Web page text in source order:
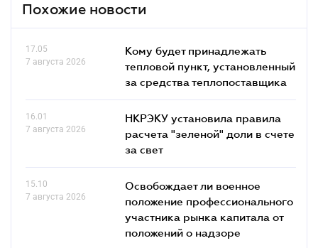
Похожие новости
17.05
7 августа 2026
Кому будет принадлежать
тепловой пункт, установленный
за средства теплопоставщика
16.01
7 августа 2026
НКРЭКУ установила правила
расчета "зеленой" доли в счете
за свет
15.10
7 августа 2026
Освобождает ли военное
положение профессионального
участника рынка капитала от
положений о надзоре